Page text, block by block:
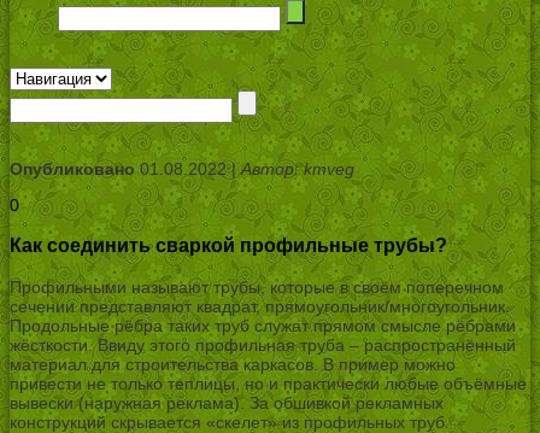
Опубликовано01.08.2022 |Автор: kmveg
0
Как соединить сваркой профильные трубы?
Профильными называют трубы, которые в своём поперечном
сечении представляют квадрат, прямоугольник/многоугольник.
Продольные рёбра таких труб служат прямом смысле рёбрами
жёсткости. Ввиду этого профильная труба – распространённый
материал для строительства каркасов. В пример можно
привести не только теплицы, но и практически любые объёмные
вывески (наружная реклама). За обшивкой рекламных
конструкций скрывается «скелет» из профильных труб.